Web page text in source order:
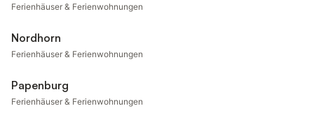
Ferienhäuser & Ferienwohnungen
Nordhorn
Ferienhäuser & Ferienwohnungen
Papenburg
Ferienhäuser & Ferienwohnungen